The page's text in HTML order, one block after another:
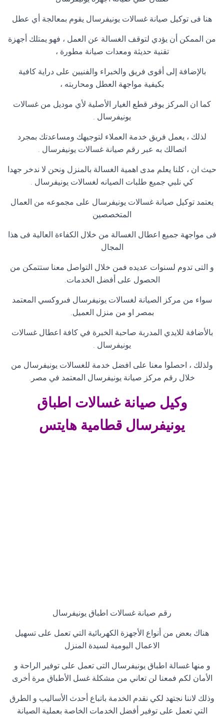
هنا فى توكيل صيانة غسالات يونيفرسال يقوم بمعالجة أي عطل
من الممكن أن يؤدي لتوقف الغسالة عن العمل ، فهو يمتلك أجهزة
تقنية حديثة ومعدات صيانة مطورة ،
بالإضافة إلى أقوى فريق والخبراء والفنيين على دراية كافية
بكيفية مواجهة العطل ومحاربته ،
كما ان المركز يوفر قطع الغيار الأصلية لأي موديل من غسالات
يونيفرسال
لذلك ، يعمل فريق خدمة العملاء لتوجيهك ومساعدتك بمجرد
اتصالك به عبر رقم صيانة غسالات يونيفرسال
حيث ان ، كلنا يعلم مدى اهمية الغسالة بالمنزل ونحن لا ندخر جهدا
كي نلبي جميع طلبات الصيانه لغسالات يونيفرسال
يعتمد توكيل صيانة غسالات يونيفرسال على مجموعه من العمال
المتخصصين
فى مواجهة جميع اعطال الغسالة من خلال الكفاءة العالية فى هذا
المجال
و التى تدوم لسنوات عديده فمن خلال التواصل معنا ستتمكن من
الحصول على أفضل الخدمات
سواء من مركز الصيانة لغسالات يونيفرسال فىروكسي المعتمد
بمصر او من منزل العميل
بالأضافة للايدي المدربة صاحبة الخبرة في كافة اعطال غسالات
يونيفرسال
ولذلك ، احصلوا معنا على افضل خدمة للغسالات يونيفرسال من
خلال رقم مركز صيانة يونيفرسال المعتمد في مصر
وكيل صيانة غسالات اطباق
يونيفرسال قطامية هايتس
رقم صيانة غسالات اطباق يونيفرسال
هناك بعض من أنواع الأجهزة الكهربائية التي تعمل على تسهيل
الاعمال اليومية لسيدة المنزل
و منها غسالة اطباق يونيفرسال التى تعمل على توفير الراحة و
الأمان لكم فمعنا لن تعاني من مشكلة غسل الأطباق مرة أخرى
وذلك لاننا نجتهد لكي نقدم الخدمة باتباع أحدث الأساليب و الطرق
التي تعمل على توفير أفضل الخدمات الخاصة بعملية الصيانة